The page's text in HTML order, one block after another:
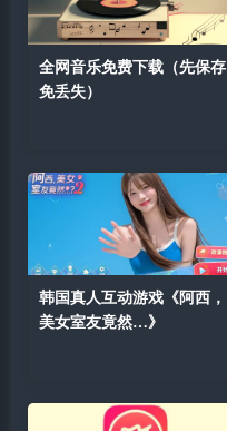
全网音乐免费下载（先保存
免丢失）
韩国真人互动游戏《阿西，
美女室友竟然…》